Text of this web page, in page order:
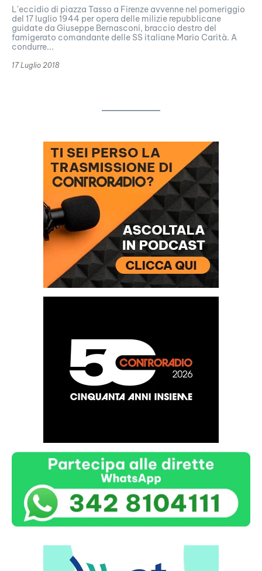
L'eccidio di piazza Tasso a Firenze avvenne nel pomeriggio
del 17 luglio 1944 per opera delle milizie repubblicane
guidate da Giuseppe Bernasconi, braccio destro del
famigerato comandante delle SS italiane Mario Carità. A
condurre...
17 Luglio 2018